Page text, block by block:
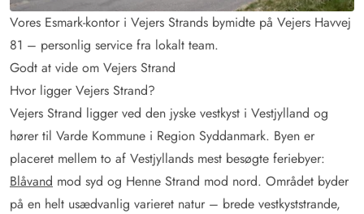
Vores Esmark-kontor i Vejers Strands bymidte på Vejers Havvej
81 – personlig service fra lokalt team.
Godt at vide om Vejers Strand
Hvor ligger Vejers Strand?
Vejers Strand ligger ved den jyske vestkyst i Vestjylland og
hører til Varde Kommune i Region Syddanmark. Byen er
placeret mellem to af Vestjyllands mest besøgte feriebyer:
Blåvand mod syd og Henne Strand mod nord. Området byder
på en helt usædvanlig varieret natur – brede vestkyststrande,